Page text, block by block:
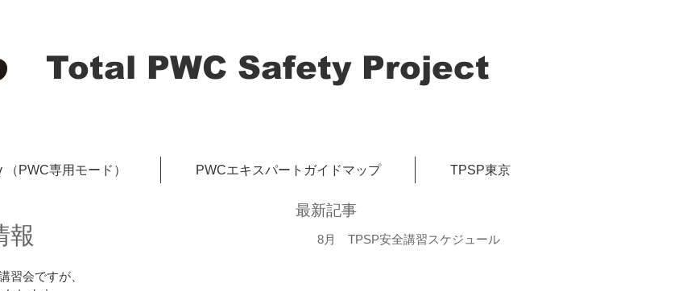
Total PWC Safety Project
（PWC専用モード） PWCエキスパートガイドマップ TPSP東京
報
習会ですが、
最新記事
8月 TPSP安全講習スケジュール